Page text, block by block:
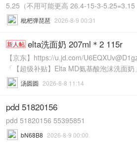
5.25（不用可能更高 26.4-15-3-5.25=3.15
枇杷弹琵琶 2026-8-9 00:31
新人帖 elta洗面奶 207ml＊2 115r
【京东】https://u.jd.com/
「【超级补贴】Elta MD氨基酸泡沫洗面
汤圆圆 2026-8-8 11:14
pdd 51820156
pdd 51820156 55395851
bN68B8 2026-8-9 00:00